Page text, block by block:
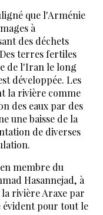
que l'Arménie
à
des déchets
terres fertiles
de l'Iran le long
développée. Les
la rivière comme
des eaux par des
une baisse de la
de diverses
membre du
Hasannejad, à
rivière Araxe par
pour tout le